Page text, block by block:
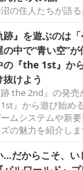
の住人たちが語る
跡』を遊ぶのは
の中で“青い空”
の『the 1st』か
抜けよう
跡 the 2nd』の発
』から遊び始め
ムシステムや新
の魅力を紹介しま
…だからこそ、い